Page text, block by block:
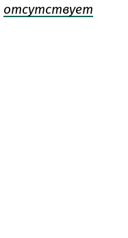
отсутствует